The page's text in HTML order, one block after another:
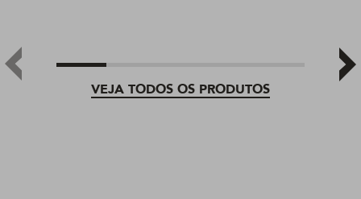
VEJA TODOS OS PRODUTOS